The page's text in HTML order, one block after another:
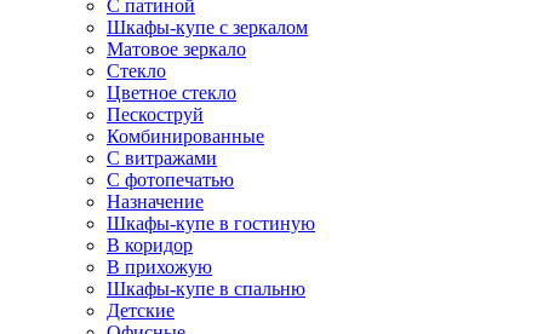
С патиной
Шкафы-купе с зеркалом
Матовое зеркало
Стекло
Цветное стекло
Пескоструй
Комбинированные
С витражами
С фотопечатью
Назначение
Шкафы-купе в гостиную
В коридор
В прихожую
Шкафы-купе в спальню
Детские